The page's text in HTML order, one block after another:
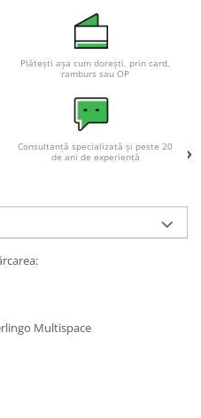
Plătești așa cum dorești, prin card,
ramburs sau OP
Consultanță specializată și peste 20
de ani de experiență
Multispace